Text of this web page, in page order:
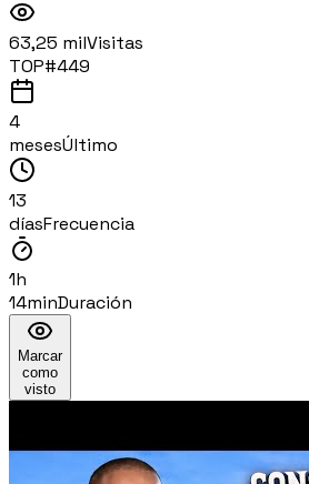
63,25 milVisitas
TOP#449
4
mesesÚltimo
13
díasFrecuencia
1h
14minDuración
Marcar
como
visto